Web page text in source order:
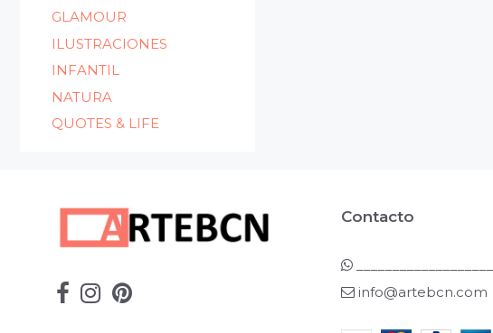
GLAMOUR
ILUSTRACIONES
INFANTIL
NATURA
QUOTES & LIFE
Contacto
info@artebcn.com